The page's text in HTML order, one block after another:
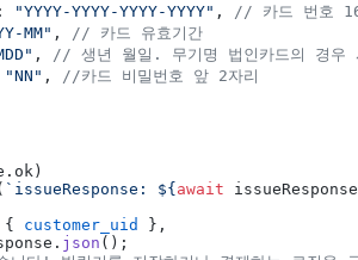
"YYYY-YYYY-YYYY-YYYY" ,
// 카드 번호
MM" ,
// 카드 유효기간
,
// 생년 월일. 무기명 법인카드의 경우
"NN" ,
//카드 비밀번호 앞 2자리
`issueResponse: ${ await issueResponse
{ customer_uid
},
json ();